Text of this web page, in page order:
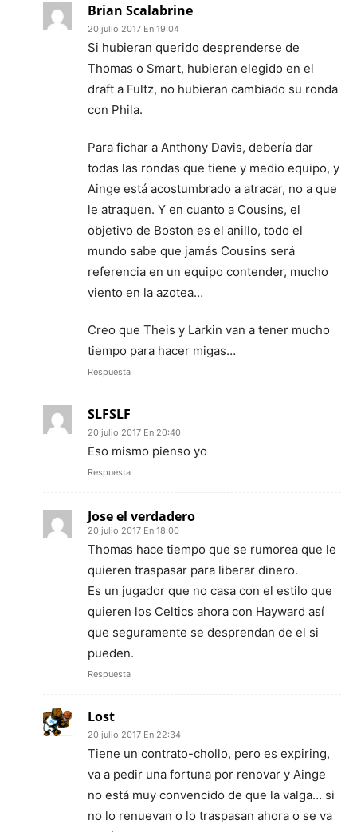
Brian Scalabrine
20 julio 2017 En 19:04
Si hubieran querido desprenderse de
Thomas o Smart, hubieran elegido en el
draft a Fultz, no hubieran cambiado su ronda
con Phila.
Para fichar a Anthony Davis, debería dar
todas las rondas que tiene y medio equipo, y
Ainge está acostumbrado a atracar, no a que
le atraquen. Y en cuanto a Cousins, el
objetivo de Boston es el anillo, todo el
mundo sabe que jamás Cousins será
referencia en un equipo contender, mucho
viento en la azotea…
Creo que Theis y Larkin van a tener mucho
tiempo para hacer migas…
Respuesta
SLFSLF
20 julio 2017 En 20:40
Eso mismo pienso yo
Respuesta
Jose el verdadero
20 julio 2017 En 18:00
Thomas hace tiempo que se rumorea que le
quieren traspasar para liberar dinero.
Es un jugador que no casa con el estilo que
quieren los Celtics ahora con Hayward así
que seguramente se desprendan de el si
pueden.
Respuesta
Lost
20 julio 2017 En 22:34
Tiene un contrato-chollo, pero es expiring,
va a pedir una fortuna por renovar y Ainge
no está muy convencido de que la valga… si
no lo renuevan o lo traspasan ahora o se va